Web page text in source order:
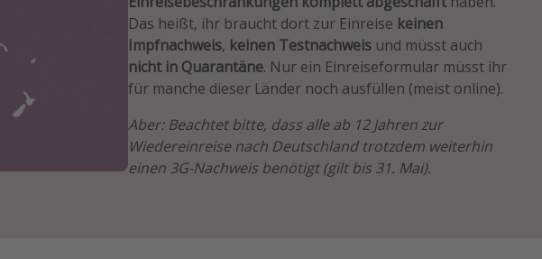
Das heißt, ihr braucht dort zur Einreise keinen
Impfnachweis, keinen Testnachweis und müsst auch
nicht in Quarantäne. Nur ein Einreiseformular müsst ihr
für manche dieser Länder noch ausfüllen (meist online).
Aber: Beachtet bitte, dass alle ab 12 Jahren zur
Wiedereinreise nach Deutschland trotzdem weiterhin
einen 3G-Nachweis benötigt (gilt bis 31. Mai).